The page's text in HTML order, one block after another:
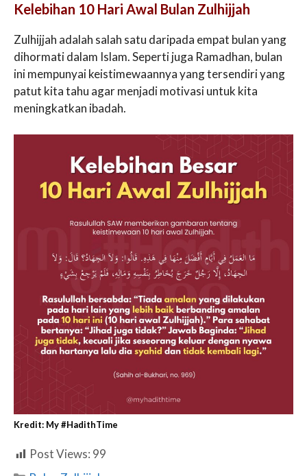
Kelebihan 10 Hari Awal Bulan Zulhijjah
Zulhijjah adalah salah satu daripada empat bulan yang
dihormati dalam Islam. Seperti juga Ramadhan, bulan
ini mempunyai keistimewaannya yang tersendiri yang
patut kita tahu agar menjadi motivasi untuk kita
meningkatkan ibadah.
Kredit: My #HadithTime
Post Views: 99